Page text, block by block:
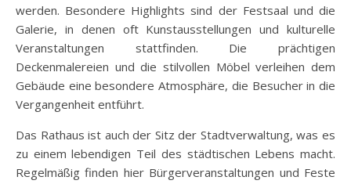
werden. Besondere Highlights sind der Festsaal und die
Galerie, in denen oft Kunstausstellungen und kulturelle
Veranstaltungen stattfinden. Die prächtigen
Deckenmalereien und die stilvollen Möbel verleihen dem
Gebäude eine besondere Atmosphäre, die Besucher in die
Vergangenheit entführt.
Das Rathaus ist auch der Sitz der Stadtverwaltung, was es
zu einem lebendigen Teil des städtischen Lebens macht.
Regelmäßig finden hier Bürgerveranstaltungen und Feste